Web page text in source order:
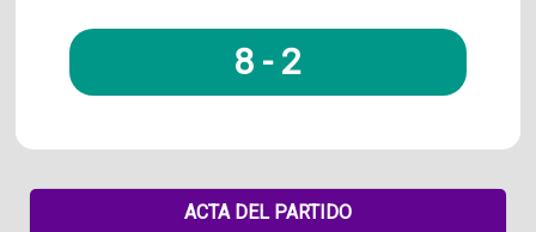
8 - 2
ACTA DEL PARTIDO